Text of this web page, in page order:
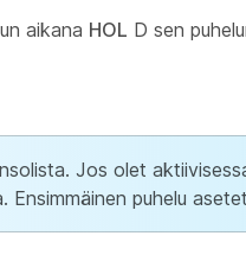
aikana HOL D sen
Jos olet
Ensimmäinen puhelu